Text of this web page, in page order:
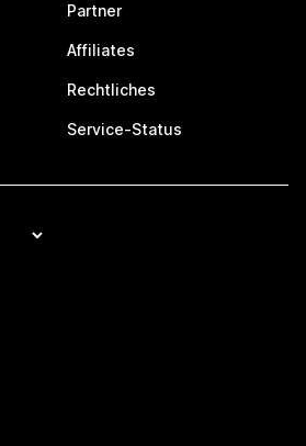
Partner
Affiliates
Rechtliches
Service-Status